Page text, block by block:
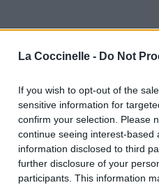
La Coccinelle - Do Not
If you wish to opt-out of the
sensitive information for
confirm your selection. Please
continue seeing interest-
information disclosed to third
further disclosure of your
participants. This information
evil